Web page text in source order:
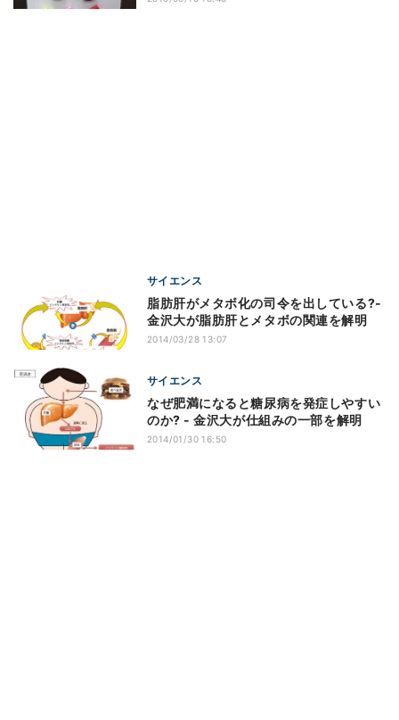
サイエンス
脂肪肝がメタボ化の司令を出している?-
金沢大が脂肪肝とメタボの関連を解明
2014/03/28 13:07
サイエンス
なぜ肥満になると糖尿病を発症しやすい
のか? - 金沢大が仕組みの一部を解明
2014/01/30 16:50